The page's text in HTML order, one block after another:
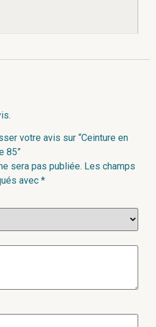
votre avis sur “Ceinture en
85”
sera pas publiée. Les champs
avec *